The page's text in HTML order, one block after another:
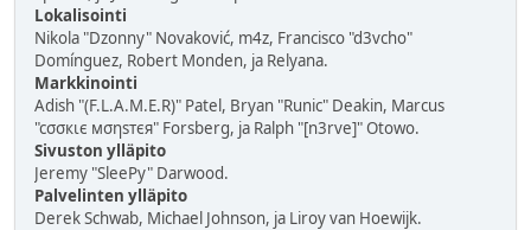
Lokalisointi
Nikola "Dzonny" Novaković, m4z, Francisco "d3vcho"
Domínguez, Robert Monden, ja Relyana.
Markkinointi
Adish "(F.L.A.M.E.R)" Patel, Bryan "Runic" Deakin, Marcus
"cσσкιє мσηѕтєя" Forsberg, ja Ralph "[n3rve]" Otowo.
Sivuston ylläpito
Jeremy "SleePy" Darwood.
Palvelinten ylläpito
Derek Schwab, Michael Johnson, ja Liroy van Hoewijk.